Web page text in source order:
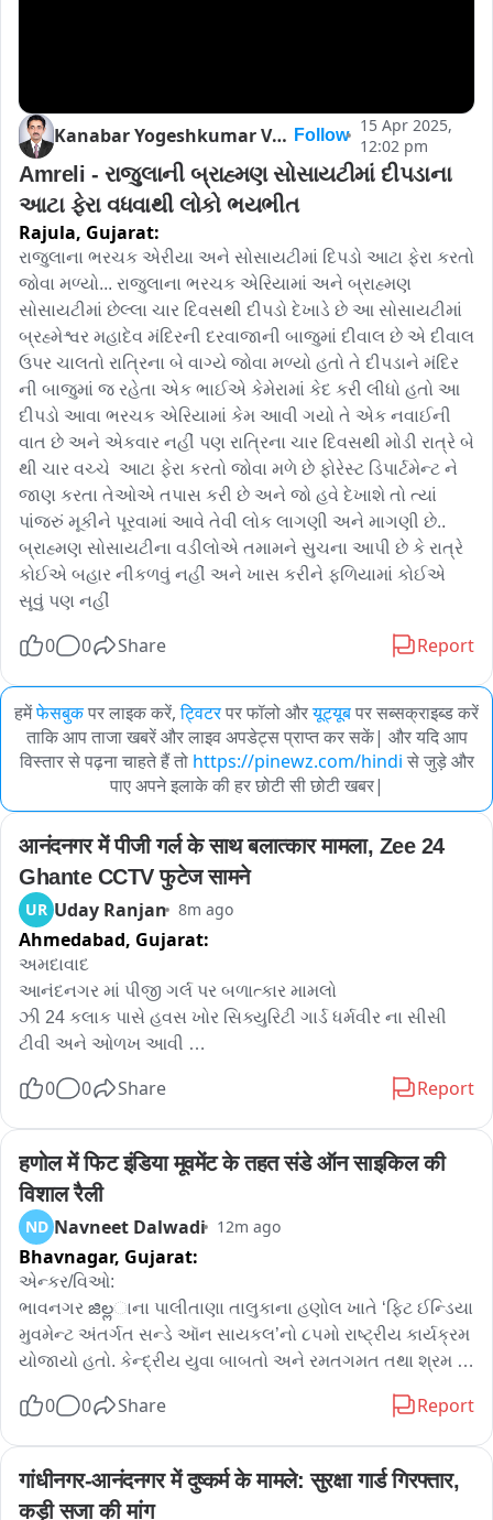
Kanabar Yogeshkumar Vanmslidas Follow
15 Apr 2025,
12:02 pm
Amreli - રાજુલાની બ્રાહ્મણ સોસાયટીમાં દીપડાના
આટા ફેરા વધવાથી લોકો ભયભીત
Rajula, Gujarat:
રાજુલાના ભરચક એરીયા અને સોસાયટીમાં દિપડો આટા ફેરા કરતો
જોવા મળ્યો... રાજુલાના ભરચક એરિયામાં અને બ્રાહ્મણ
સોસાયટીમાં છેલ્લા ચાર દિવસથી દીપડો દેખાડે છે આ સોસાયટીમાં
બ્રહ્મેશ્વર મહાદેવ મંદિરની દરવાજાની બાજુમાં દીવાલ છે એ દીવાલ
ઉપર ચાલતો રાત્રિના બે વાગ્યે જોવા મળ્યો હતો તે દીપડાને મંદિર
ની બાજુમાં જ રહેતા એક ભાઈએ કેમેરામાં કેદ કરી લીધો હતો આ
દીપડો આવા ભરચક એરિયામાં કેમ આવી ગયો તે એક નવાઈની
વાત છે અને એકવાર નહીં પણ રાત્રિના ચાર દિવસથી મોડી રાત્રે બે
થી ચાર વચ્ચે  આટા ફેરા કરતો જોવા મળે છે ફોરેસ્ટ ડિપાર્ટમેન્ટ ને
જાણ કરતા તેઓએ તપાસ કરી છે અને જો હવે દેખાશે તો ત્યાં
પાંજરું મૂકીને પૂરવામાં આવે તેવી લોક લાગણી અને માગણી છે..
બ્રાહ્મણ સોસાયટીના વડીલોએ તમામને સુચના આપી છે કે રાત્રે
કોઈએ બહાર નીકળવું નહીં અને ખાસ કરીને ફળિયામાં કોઈએ
સૂવું પણ નહીં
0 0 Share Report
हमेंफेसबुकपर लाइक करें, ट्विटरपर फॉलो औरयूट्यूबपर सब्सक्राइब्ड करें
ताकि आप ताजा खबरें और लाइव अपडेट्स प्राप्त कर सकें| और यदि आप
विस्तार से पढ़ना चाहते हैं तो https://pinewz.com/hindi से जुड़े और
पाए अपने इलाके की हर छोटी सी छोटी खबर|
आनंदनगर में पीजी गर्ल के साथ बलात्कार मामला, Zee 24
Ghante CCTV फुटेज सामने
UR Uday Ranjan 8m ago
Ahmedabad, Gujarat:
અમદાવાદ
આનંદનગર માં પીજી ગર્લ પર બળાત્કાર મામલો
ઝી 24 કલાક પાસે હવસ ખોર સિક્યુરિટી ગાર્ડ ધર્મવીર ના સીસી
ટીવી અને ઓળખ આવી
અમે આપને દેખાડીશું આ હેવાન નો સાચો ચહેરો
bળાત્કાર પહેલા અને બાદ ના સીસી ટીવી પણ આવતા હતા ઝી 24
કલાક પાસે આવ્યા
0 0 Share Report
हणोल में फिट इंडिया मूवमेंट के तहत संडे ऑन साइकिल की
विशाल रैली
ND Navneet Dalwadi 12m ago
Bhavnagar, Gujarat:
એન્કર/વિઓ:
ભાવનગર జిల్లાના પાલીતાણા તાલુકાના હણોલ ખાતે ‘ફિટ ઈન્ડિયા
મુવમેન્ટ અંતર્ગત સન્ડે ઑન સાયકલ’નો ૮૫મો રાષ્ટ્રીય કાર્યક્રમ
યોજાયો હતો. કેન્દ્રીય યુવા બાબતો અને રમતગમત તથા શ્રમ
યોજાયેલા કાર્યક્રમમાં મોટી સંખ્યામાં યુવાનો, ગ્રામજનો,
આજે સવારે હણોલથી નેસડી અને નોઘણવદર સુધી અંદાજે ૬
કિલોમીટરની સાયકલ રેલી યોજાઈ હતી. કેન્દ્રીય મંત્રી મનસુખ
0 0 Share Report
गांधीनगर-आनंदनगर में दुष्कर्म के मामले: सुरक्षा गार्ड गिरफ्तार,
कड़ी सजा की मांग